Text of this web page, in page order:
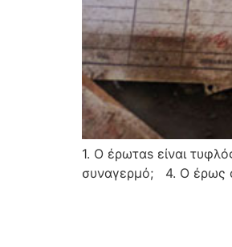
1. Ο έρωταs είναι
συναγερμό; 4. Ο έρως